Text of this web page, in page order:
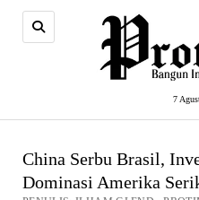
7
China Serbu Brasil,
Dominasi Amerika